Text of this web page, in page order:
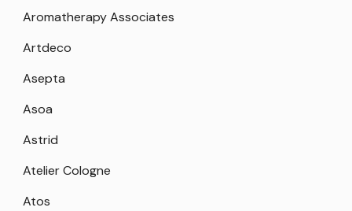
Aromatherapy Associates
Artdeco
Asepta
Asoa
Astrid
Atelier Cologne
Atos